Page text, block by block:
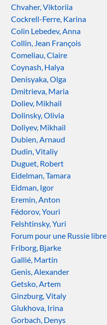
Chvaher, Viktoriia
Cockrell-Ferre, Karina
Colin Lebedev, Anna
Collin, Jean François
Comeliau, Claire
Coynash, Halya
Denisyaka, Olga
Dmitrieva, Maria
Doliev, Mikhail
Dolinsky, Olivia
Doliyev, Mikhail
Dubien, Arnaud
Dudin, Vitaliy
Duguet, Robert
Eidelman, Tamara
Eidman, Igor
Eremin, Anton
Fédorov, Youri
Felshtinsky, Yuri
Forum pour une Russie libre
Friborg, Bjarke
Gallié, Martin
Genis, Alexander
Getsko, Artem
Ginzburg, Vitaly
Glukhova, Irina
Gorbach, Denys